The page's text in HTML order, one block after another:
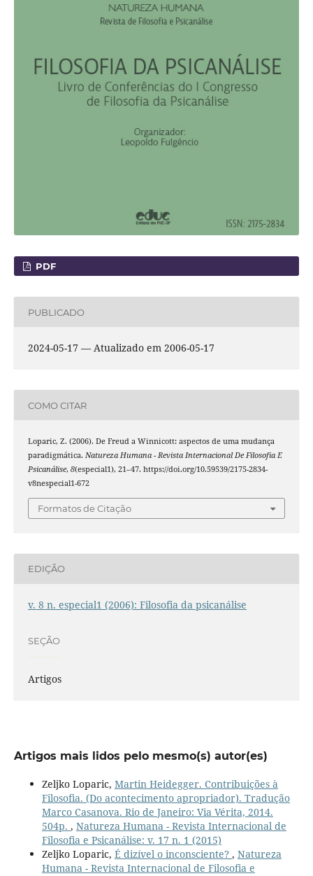
PDF
PUBLICADO
2024-05-17 — Atualizado em 2006-05-17
COMO CITAR
Loparic, Z. (2006). De Freud a Winnicott: aspectos de uma mudança
paradigmática. Natureza Humana - Revista Internacional De Filosofia E
Psicanálise, 8(especial1), 21–47. https://doi.org/10.59539/2175-2834-
v8nespecial1-672
Formatos de Citação
EDIÇÃO
v. 8 n. especial1 (2006): Filosofia da psicanálise
SEÇÃO
Artigos
Artigos mais lidos pelo mesmo(s) autor(es)
Zeljko Loparic, Martin Heidegger. Contribuições à
Filosofia. (Do acontecimento apropriador). Tradução
Marco Casanova. Rio de Janeiro: Via Vérita, 2014.
504p. , Natureza Humana - Revista Internacional de
Filosofia e Psicanálise: v. 17 n. 1 (2015)
Zeljko Loparic, É dizível o inconsciente? , Natureza
Humana - Revista Internacional de Filosofia e